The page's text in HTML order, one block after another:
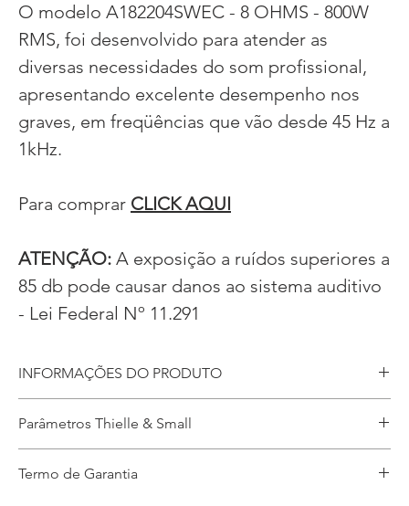
O modelo A182204SWEC - 8 OHMS - 800W
RMS, foi desenvolvido para atender as
diversas necessidades do som profissional,
apresentando excelente desempenho nos
graves, em freqüências que vão desde 45 Hz a
1kHz.
Para comprar CLICK AQUI
ATENÇÃO: A exposição a ruídos superiores a
85 db pode causar danos ao sistema auditivo
- Lei Federal Nº 11.291
INFORMAÇÕES DO PRODUTO
Diâmetro ferrite: 220 x 25 mm
Material ferrite: Bário
Diâmetro da bobina: 4. Polegadas
Parâmetros Thielle & Small
Q(ms)= 12.237
Termo de Garantia